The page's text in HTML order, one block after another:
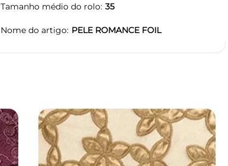
Tamanho médio do rolo 35
Nome do artigo PELE ROMANCE FOIL